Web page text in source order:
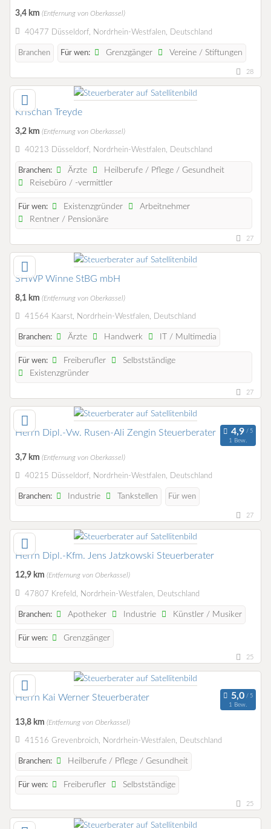
3,4 km (Entfernung von Oberkassel)
40477 Düsseldorf, Nordrhein-Westfalen, Deutschland
Branchen Für wen: Grenzgänger Vereine / Stiftungen
28
Krischan Treyde
3,2 km (Entfernung von Oberkassel)
40213 Düsseldorf, Nordrhein-Westfalen, Deutschland
Branchen: Ärzte
Heilberufe / Pflege / Gesundheit
Reisebüro / -vermittler
Für wen: Existenzgründer
Arbeitnehmer
Rentner / Pensionäre
27
SHWP Winne StBG mbH
8,1 km (Entfernung von Oberkassel)
41564 Kaarst, Nordrhein-Westfalen, Deutschland
Branchen: Ärzte Handwerk IT / Multimedia
Für wen: Freiberufler
Selbstständige
Existenzgründer
27
Herrn Dipl.-Vw. Rusen-Ali Zengin Steuerberater
1 Bew.
3,7 km (Entfernung von Oberkassel)
40215 Düsseldorf, Nordrhein-Westfalen, Deutschland
Branchen: Industrie Tankstellen Für wen
27
Herrn Dipl.-Kfm. Jens Jatzkowski Steuerberater
12,9 km (Entfernung von Oberkassel)
47807 Krefeld, Nordrhein-Westfalen, Deutschland
Branchen: Apotheker Industrie Künstler / Musiker
Für wen: Grenzgänger
25
Herrn Kai Werner Steuerberater
1 Bew.
13,8 km (Entfernung von Oberkassel)
41516 Grevenbroich, Nordrhein-Westfalen, Deutschland
Branchen: Heilberufe / Pflege / Gesundheit
Für wen: Freiberufler Selbstständige
25